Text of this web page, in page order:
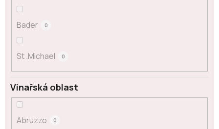
Bader 0
St .Michael 0
Vinařská oblast
Abruzzo 0